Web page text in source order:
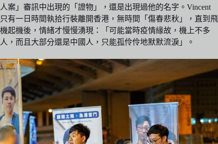
人案」審訊中出現的「證物」，還是出現過他的名字。Vincent
只有一日時間執拾行裝離開香港，無時間「傷春悲秋」，直到飛
機起機後，情緒才慢慢湧現：「可能當時疫情緣故，機上不多
人，而且大部分還是中國人，只能孤伶伶地默默流淚」。